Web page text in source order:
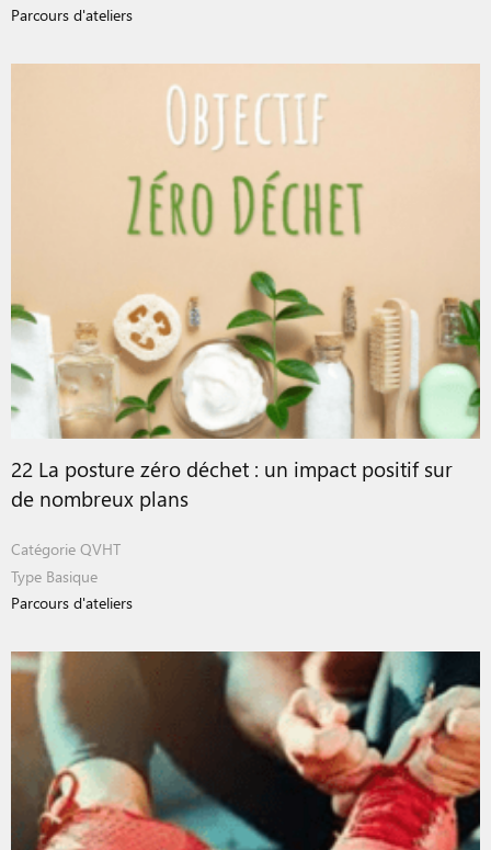
Parcours d'ateliers
22 La posture zéro déchet : un impact positif sur
de nombreux plans
Catégorie QVHT
Type Basique
Parcours d'ateliers